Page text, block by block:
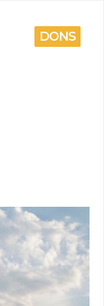
DONS